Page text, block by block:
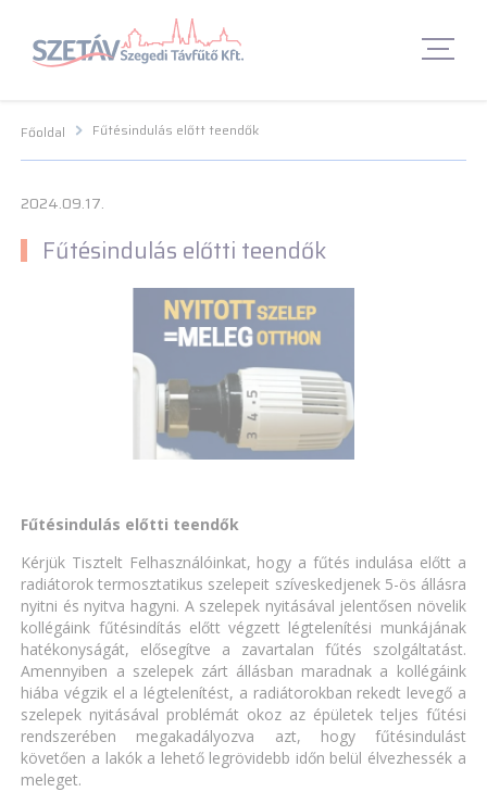
Navigációs menü segédlet
Fő Navigációs menü Fő Navigációs menü Fő tartalom Fő
Főoldal Fűtésindulás előtt teendők
2024.09.17.
Fűtésindulás előtti teendők
Fűtésindulás előtti teendők
Kérjük Tisztelt Felhasználóinkat, hogy a fűtés indulása előtt a
radiátorok termosztatikus szelepeit szíveskedjenek 5-ös állásra
nyitni és nyitva hagyni. A szelepek nyitásával jelentősen növelik
kollégáink fűtésindítás előtt végzett légtelenítési munkájának
hatékonyságát, elősegítve a zavartalan fűtés szolgáltatást.
Amennyiben a szelepek zárt állásban maradnak a kollégáink
hiába végzik el a légtelenítést, a radiátorokban rekedt levegő a
szelepek nyitásával problémát okoz az épületek teljes fűtési
rendszerében megakadályozva azt, hogy fűtésindulást
követően a lakók a lehető legrövidebb időn belül élvezhessék a
meleget.